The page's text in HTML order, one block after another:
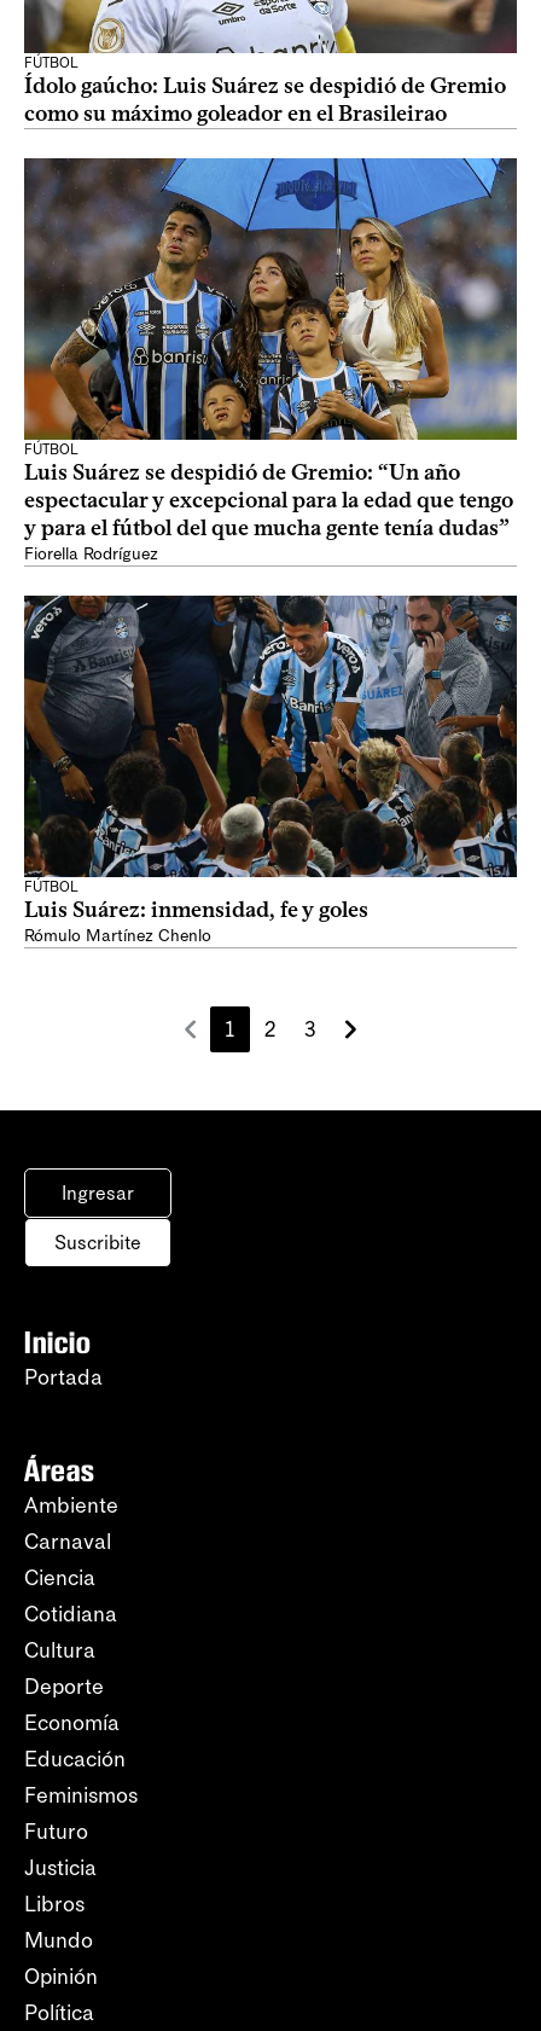
FÚTBOL
Ídolo gaúcho: Luis Suárez se despidió de Gremio
como su máximo goleador en el Brasileirao
FÚTBOL
Luis Suárez se despidió de Gremio: “Un año
espectacular y excepcional para la edad que tengo
y para el fútbol del que mucha gente tenía dudas”
Fiorella Rodríguez
FÚTBOL
Luis Suárez: inmensidad, fe y goles
Rómulo Martínez Chenlo
1 2 3
Ingresar
Suscribite
Inicio
Portada
Áreas
Ambiente
Carnaval
Ciencia
Cotidiana
Cultura
Deporte
Economía
Educación
Feminismos
Futuro
Justicia
Libros
Mundo
Opinión
Política